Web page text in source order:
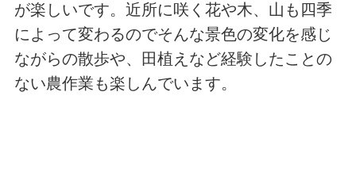
が楽しいです。近所に咲く花や木、山も四季
によって変わるのでそんな景色の変化を感じ
ながらの散歩や、田植えなど経験したことの
ない農作業も楽しんでいます。